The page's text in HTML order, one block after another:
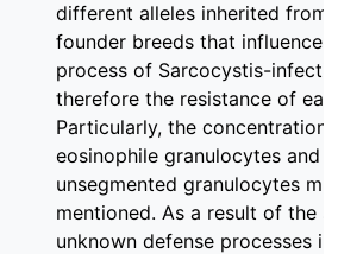
different alleles inherited from
founder breeds that influence
process of Sarcocystis-
therefore the resistance of
Particularly, the
eosinophile granulocytes and
unsegmented granulocytes
mentioned. As a result of the
unknown defense processes